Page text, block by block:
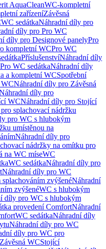
AquaCleanWC-kompletní
zařízeníZávěsná
WC sedátkaNáhradní díly pro
díly pro Pro WC
díly pro Designové panelyPro
kompletní WCPro WC
PříslušenstvíNáhradní díly
Pro WC sedátkaNáhradní díly
a kompletní WCSpotřební
WCNáhradní díly pro Závěsná
díly pro
WCNáhradní díly pro Stojící
splachovací nádržku
pro WC s hlubokým
umístěnou na
Náhradní díly pro
nádržky na omítku pro
na WC míseWC
WC sedátkaNáhradní díly pro
Náhradní díly pro WC
zvýšenéNáhradní
zvýšenéWC s hlubokým
díly pro WC s hlubokým
provedení ComfortNáhradní
WC sedátkaNáhradní díly
Náhradní díly pro WC
díly pro WC pro
WCStojící